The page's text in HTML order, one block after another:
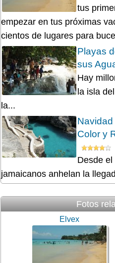
tus
empezar en tus próximas
cientos de lugares para
Playas
sus
Hay
la isla
la...
Color y
Desde
jamaicanos anhelan la
Fotos
Elvex